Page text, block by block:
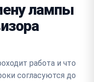
лампы
работа и что
согласуются до